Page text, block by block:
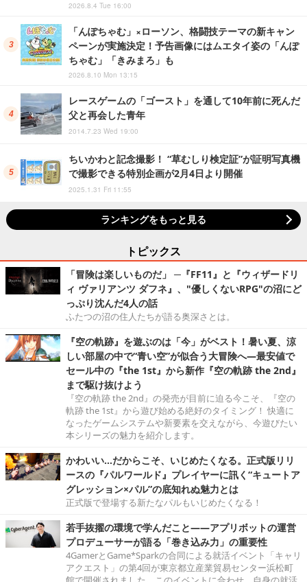
2026.8.4 Tue 16:00
「んぽちゃむ」×ローソン、格闘技テーマの新キャン
ペーンが実施決定！予告画像にはムエタイ姿の「んぽ
ちゃむ」「きみまろ」も
2026.8.10 Mon 13:15
レースゲームの「ゴースト」を通して10年前に死んだ
父と再会した青年
2014.7.23 Wed 19:00
ちいかわと記念撮影！ “草むしり検定証”が証明写真機
で撮影できる特別企画が2月4日より開催
2025.1.31 Fri 11:55
ランキングをもっと見る
トピックス
「冒険は楽しいものだ」 ─『FF11』と『ウィザードリ
ィ ヴァリアンツ ダフネ』、"優しくないRPG"の沼にど
っぷり沈んだ4人の話
ふたつの沼の住人たちが語る奥深さとは。
『空の軌跡』を遊ぶのは「今」がベスト！暑い夏、涼
しい部屋の中で“青い空”が似合う大冒険へ―最安値で
セール中の『the 1st』から新作『空の軌跡 the 2nd』
まで駆け抜けよう
『空の軌跡 the 2nd』の発売が目前に迫る今こそ、『空の
軌跡 the 1st』から遊び始める絶好のタイミング！ 快適に
なったゲームシステムや新要素を交えながら、今遊びたい
本シリーズの魅力を紹介します。
かわいい…だからこそ、いじめたくなる。正式版リリ
ースの『パルワールド』プレイヤーに訊く“キュートア
グレッション×パル”の底知れぬ魅力とは
正式版で登場する新たなパルもいじめたくなる！
若手抜擢の環境で学んだこと――アプリボットの運営
プロデューサーが語る「巻き込み力」の重要性
4GamerとGame*Sparkの合同による就活イベント「キャリ
アクエスト」の第4回が東京都立産業貿易センター浜松町